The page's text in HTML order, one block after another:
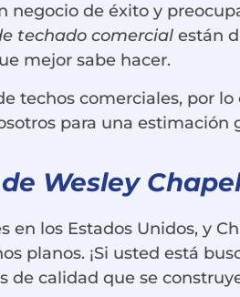
negocio de éxito y
techado comercial están
mejor sabe hacer.
techos comerciales, por
para una estimación
Wesley
los Estados Unidos, y
planos. ¡Si usted está
de calidad que se